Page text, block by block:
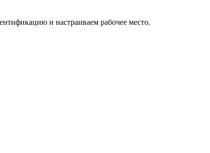
и настраиваем рабочее место.